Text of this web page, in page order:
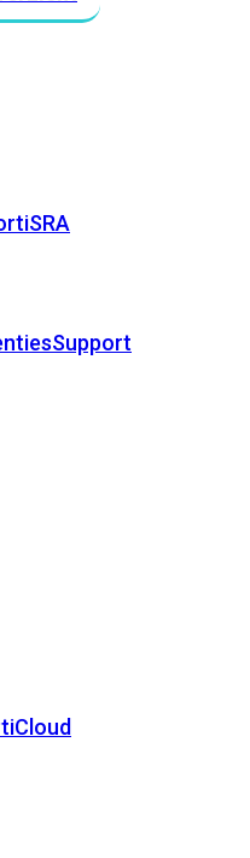
Support